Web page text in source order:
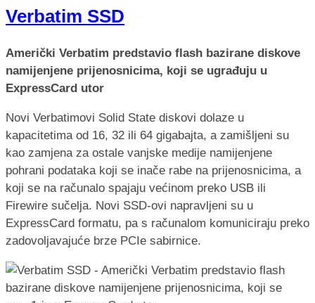
Verbatim SSD
Američki Verbatim predstavio flash bazirane diskove
namijenjene prijenosnicima, koji se ugrađuju u
ExpressCard utor
Novi Verbatimovi Solid State diskovi dolaze u
kapacitetima od 16, 32 ili 64 gigabajta, a zamišljeni su
kao zamjena za ostale vanjske medije namijenjene
pohrani podataka koji se inače rabe na prijenosnicima, a
koji se na računalo spajaju većinom preko USB ili
Firewire sučelja. Novi SSD-ovi napravljeni su u
ExpressCard formatu, pa s računalom komuniciraju preko
zadovoljavajuće brze PCIe sabirnice.